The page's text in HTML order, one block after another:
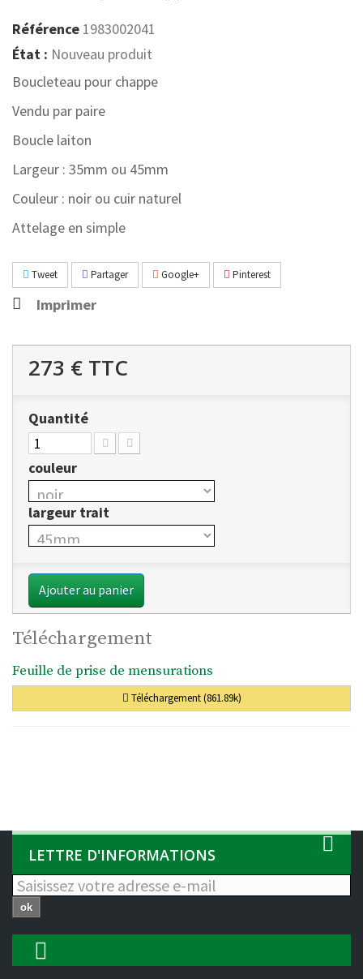
Référence 1983002041
État : Nouveau produit
Boucleteau pour chappe
Vendu par paire
Boucle laiton
Largeur : 35mm ou 45mm
Couleur : noir ou cuir naturel
Attelage en simple
Tweet Partager Google+ Pinterest
Imprimer
273 € TTC
Quantité
couleur
largeur trait
Ajouter au panier
Téléchargement
Feuille de prise de mensurations
Téléchargement (861.89k)
LETTRE D'INFORMATIONS
ok